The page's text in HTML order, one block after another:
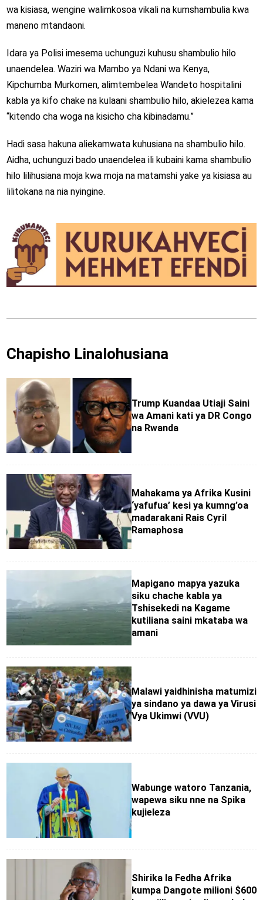
wa kisiasa, wengine walimkosoa vikali na kumshambulia kwa
maneno mtandaoni.
Idara ya Polisi imesema uchunguzi kuhusu shambulio hilo
unaendelea. Waziri wa Mambo ya Ndani wa Kenya,
Kipchumba Murkomen, alimtembelea Wandeto hospitalini
kabla ya kifo chake na kulaani shambulio hilo, akielezea kama
“kitendo cha woga na kisicho cha kibinadamu.”
Hadi sasa hakuna aliekamwata kuhusiana na shambulio hilo.
Aidha, uchunguzi bado unaendelea ili kubaini kama shambulio
hilo lilihusiana moja kwa moja na matamshi yake ya kisiasa au
lilitokana na nia nyingine.
Chapisho Linalohusiana
Trump Kuandaa Utiaji Saini
wa Amani kati ya DR Congo
na Rwanda
Mahakama ya Afrika Kusini
‘yafufua’ kesi ya kumng’oa
madarakani Rais Cyril
Ramaphosa
Mapigano mapya yazuka
siku chache kabla ya
Tshisekedi na Kagame
kutiliana saini mkataba wa
amani
Malawi yaidhinisha matumizi
ya sindano ya dawa ya Virusi
Vya Ukimwi (VVU)
Wabunge watoro Tanzania,
wapewa siku nne na Spika
kujieleza
Shirika la Fedha Afrika
kumpa Dangote milioni $600